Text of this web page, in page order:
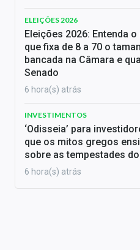
ELEIÇÕES 2026
Eleições 2026: Entenda
que fixa de 8 a 70 o
bancada na Câmara e
Senado
6 hora(s) atrás
INVESTIMENTOS
‘Odisseia’ para
que os mitos gregos
sobre as tempestades
6 hora(s) atrás